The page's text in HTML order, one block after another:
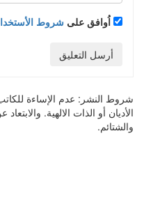
اُوافق على شروط
أرسل التعليق
شروط النشر: عدم الإساءة
الأديان أو الذات الالهية.
والشتائم.